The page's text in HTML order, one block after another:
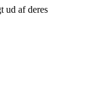
ud af deres